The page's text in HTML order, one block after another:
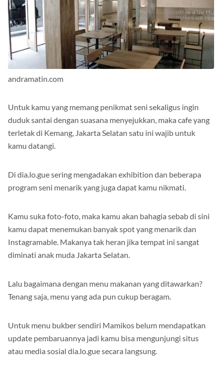
andramatin.com
Untuk kamu yang memang penikmat seni sekaligus ingin
duduk santai dengan suasana menyejukkan, maka cafe yang
terletak di Kemang, Jakarta Selatan satu ini wajib untuk
kamu datangi.
Di dia.lo.gue sering mengadakan exhibition dan beberapa
program seni menarik yang juga dapat kamu nikmati.
Kamu suka foto-foto, maka kamu akan bahagia sebab di sini
kamu dapat menemukan banyak spot yang menarik dan
Instagramable. Makanya tak heran jika tempat ini sangat
diminati anak muda Jakarta Selatan.
Lalu bagaimana dengan menu makanan yang ditawarkan?
Tenang saja, menu yang ada pun cukup beragam.
Untuk menu bukber sendiri Mamikos belum mendapatkan
update pembaruannya jadi kamu bisa mengunjungi situs
atau media sosial dia.lo.gue secara langsung.